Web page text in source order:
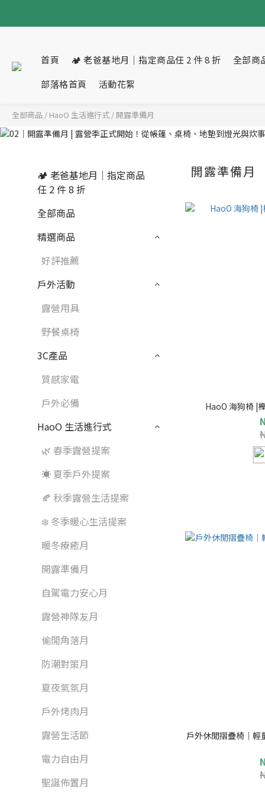
首頁 🏕 老爸基地月｜指定商品任 2 件 8 折
全部商
部落格首頁
活動花絮
全部商品 / HaoO 生活進行式 / 開露準備月
🏕 老爸基地月｜指定商品
任 2 件 8 折
全部商品
精選商品
好評推薦
戶外活動
露營用具
野餐桌椅
3C產品
質感家電
戶外必備
HaoO 生活進行式
🌿 春季露營提案
☀️ 夏季戶外提案
🍂 秋季露營生活提案
❄️ 冬季暖心生活提案
暖冬療癒月
開露準備月
自駕電力安心月
露營神隊友月
偷閒角落月
防潮對策月
夏夜氣氛月
戶外烤肉月
露營生活節
電力自由月
聖誕佈置月
開露準備月
HaoO 海狗椅 |
戶外休閒摺疊椅｜輕